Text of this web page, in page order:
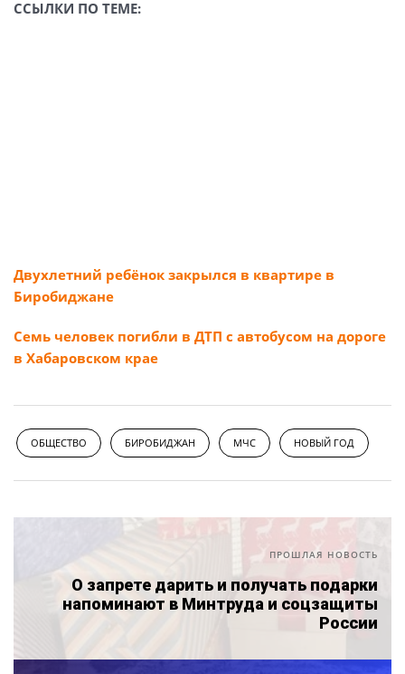
ССЫЛКИ ПО ТЕМЕ:
Двухлетний ребёнок закрылся в квартире в
Биробиджане
Семь человек погибли в ДТП с автобусом на дороге
в Хабаровском крае
ОБЩЕСТВО БИРОБИДЖАН МЧС НОВЫЙ ГОД
ПРОШЛАЯ НОВОСТЬ
О запрете дарить и получать подарки
напоминают в Минтруда и соцзащиты
России